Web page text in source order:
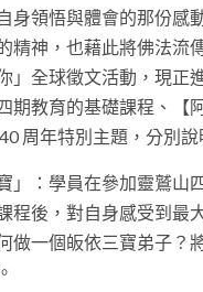
身領悟與體會的那份感
精神，也藉此將佛法流
」全球徵文活動，現正
期教育的基礎課程、【
周年特別主題，分別說
」：學員在參加靈鷲山
程後，對自身感受到最
做一個皈依三寶弟子？